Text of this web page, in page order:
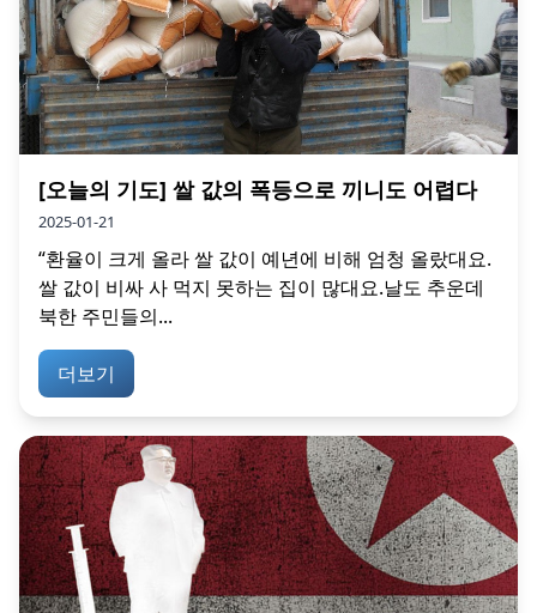
[오늘의 기도] 쌀 값의 폭등으로 끼니도 어렵다
2025-01-21
“환율이 크게 올라 쌀 값이 예년에 비해 엄청 올랐대요.
쌀 값이 비싸 사 먹지 못하는 집이 많대요.날도 추운데
북한 주민들의...
더보기